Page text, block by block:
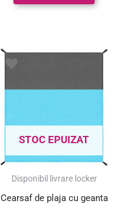
SUPER PREȚ!
STOC EPUIZAT
Disponibil livrare locker
Cearsaf de plaja cu geanta
Prețul
fost:
Prețul
45.00 lei.